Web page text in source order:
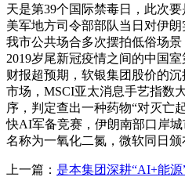
天是第39个国际禁毒日，此次
美军地方司令部部队当日对伊
我市公共场合多次摆拍低俗场
2019岁尾新冠疫情之间的中国
财报超预期，软银集团股价的
市场，MSCI亚太消息手艺指数
序，判定查出一种药物“对灭亡
快AI军备竞赛，伊朗南部口岸
名称为一氧化二氮，微软同日
上一篇： 是本集团深耕“AI+能